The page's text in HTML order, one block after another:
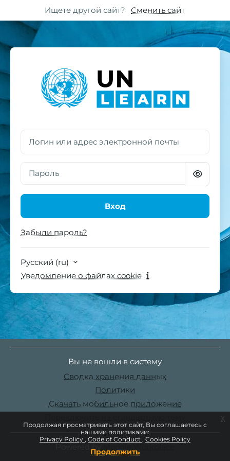
Перейти к основному содержанию
Ищете другой сайт? Сменить сайт
Продолжая просматривать этот сайт, Вы соглашаетесь с
нашими политиками:
Privacy Policy Code of Conduct Cookies Policy
Продолжить
x
Skip to footer
Вход
Забыли пароль?
Русский ‎(ru)‎
Уведомление о файлах cookie
Вы не вошли в систему
Сводка хранения данных
Политики
Скачать мобильное приложение
Powered by